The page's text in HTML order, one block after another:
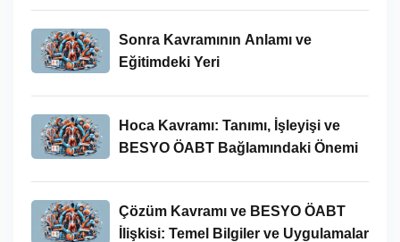
Sonra Kavramının Anlamı ve
Eğitimdeki Yeri
Hoca Kavramı: Tanımı, İşleyişi ve
BESYO ÖABT Bağlamındaki Önemi
Çözüm Kavramı ve BESYO ÖABT
İlişkisi: Temel Bilgiler ve Uygulamalar